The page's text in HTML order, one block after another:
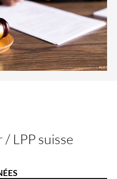
LPP suisse